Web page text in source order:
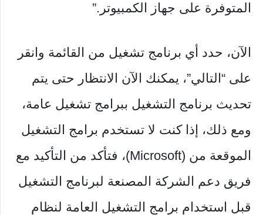
المتوفرة على جهاز الكمبيوتر.”
الآن، حدد أي برنامج تشغيل من القائمة وانقر
على “التالي”، يمكنك الآن الانتظار حتى يتم
تحديث برنامج التشغيل ببرامج تشغيل عامة،
ومع ذلك، إذا كنت لا تستخدم برامج التشغيل
الموقعة من (Microsoft)، فتأكد من التأكيد مع
فريق دعم الشركة المصنعة لبرنامج التشغيل
قبل استخدام برامج التشغيل العامة لنظام